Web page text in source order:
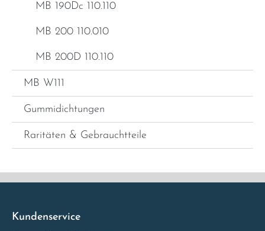
MB 190Dc 110.110
MB 200 110.010
MB 200D 110.110
MB W111
Gummidichtungen
Raritäten & Gebrauchtteile
Kundenservice